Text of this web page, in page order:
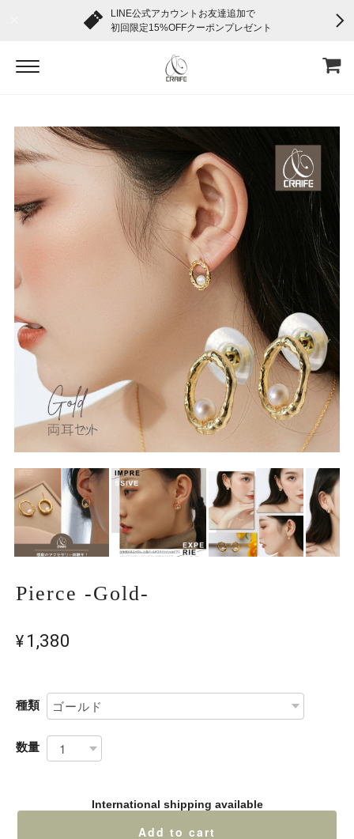
LINE公式アカウントお友達追加で
初回限定15%OFFクーポンプレゼント
Pierce -Gold-
¥1,380
種類
数量
International shipping available
Add to cart